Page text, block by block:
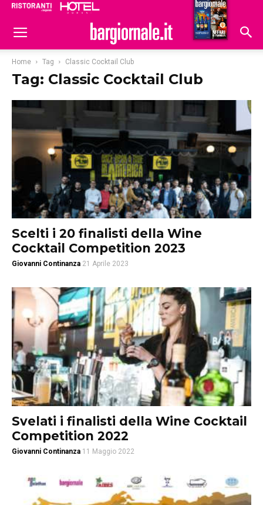
Hoteldomani
Home Tag Classic Cocktail Club
Tag: Classic Cocktail Club
Scelti i 20 finalisti della Wine
Cocktail Competition 2023
Giovanni Continanza 21 Aprile 2023
Svelati i finalisti della Wine Cocktail
Competition 2022
Giovanni Continanza 11 Maggio 2022